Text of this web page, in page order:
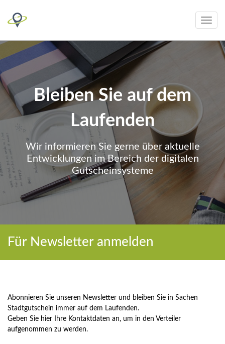
Toggle
Bleiben Sie auf dem
Laufenden
Wir informieren Sie gerne über aktuelle
Entwicklungen im Bereich der digitalen
Gutscheinsysteme
Für Newsletter anmelden
Abonnieren Sie unseren Newsletter und bleiben Sie in Sachen
Stadtgutschein immer auf dem Laufenden.
Geben Sie hier Ihre Kontaktdaten an, um in den Verteiler
aufgenommen zu werden.